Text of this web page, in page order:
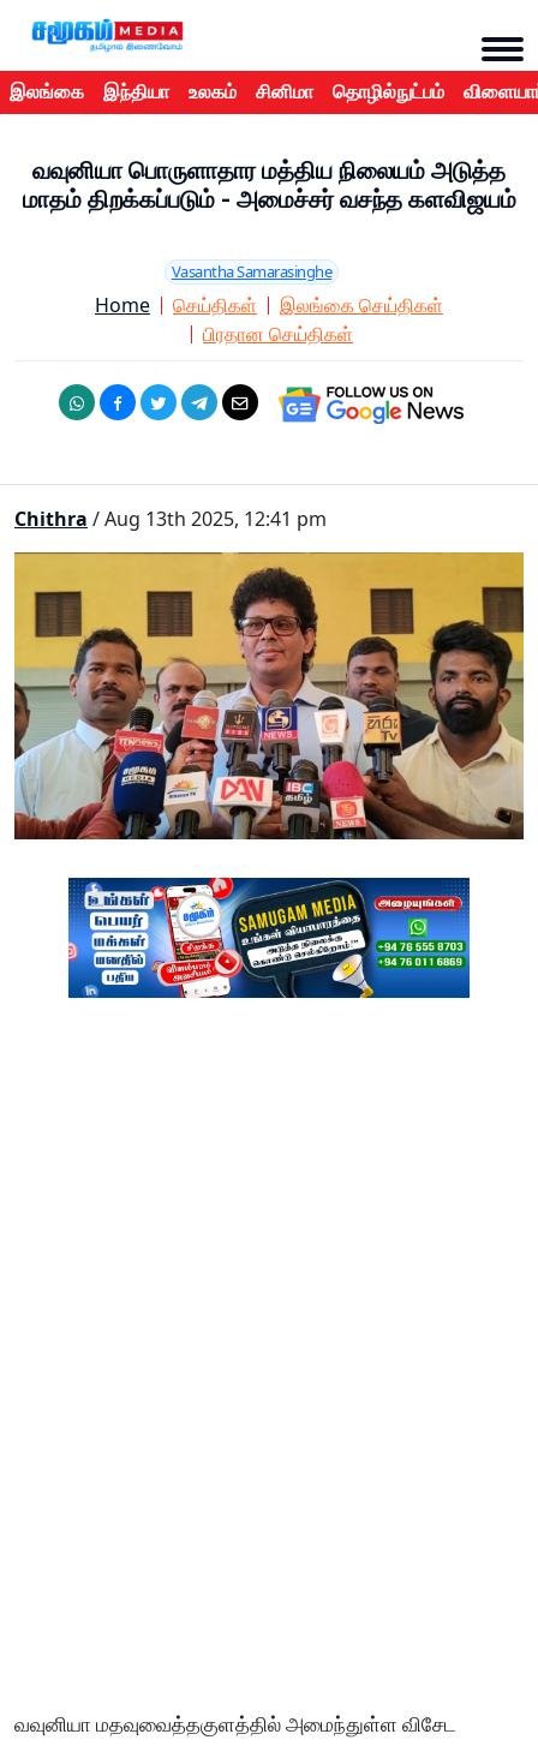
இலங்கை இந்தியா உலகம் சினிமா தொழில்நுட்பம்
வவுனியா பொருளாதார மத்திய நிலையம் அடுத்த
மாதம் திறக்கப்படும் - அமைச்சர் வசந்த களவிஜயம்
Vasantha Samarasinghe
Home செய்திகள்
இலங்கை செய்திகள்
பிரதான செய்திகள்
Chithra / Aug 13th 2025, 12:41 pm
வவுனியா மதவுவைத்தகுளத்தில் அமைந்துள்ள விசேட